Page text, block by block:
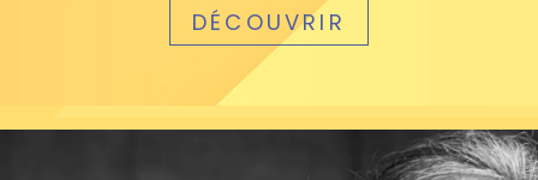
DÉCOUVRIR